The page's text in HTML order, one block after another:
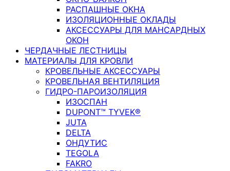
РАСПАШНЫЕ ОКНА
ИЗОЛЯЦИОННЫЕ ОКЛАДЫ
АКСЕССУАРЫ ДЛЯ МАНСАРДНЫХ
ОКОН
ЧЕРДАЧНЫЕ ЛЕСТНИЦЫ
МАТЕРИАЛЫ ДЛЯ КРОВЛИ
КРОВЕЛЬНЫЕ АКСЕССУАРЫ
КРОВЕЛЬНАЯ ВЕНТИЛЯЦИЯ
ГИДРО-ПАРОИЗОЛЯЦИЯ
ИЗОСПАН
DUPONT™ TYVEK®
JUTA
DELTA
ОНДУТИС
TEGOLA
FAKRO